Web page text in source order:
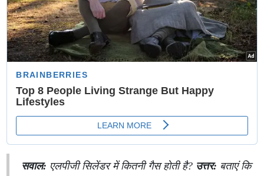
सवाल: एलपीजी सिलेंडर में कितनी गैस होती है? उत्तर: बताएं कि